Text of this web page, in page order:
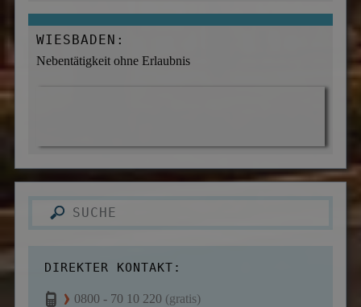
WIESBADEN:
Nebentätigkeit ohne Erlaubnis
DIREKTER KONTAKT:
0800 - 70 10 220 (gratis)